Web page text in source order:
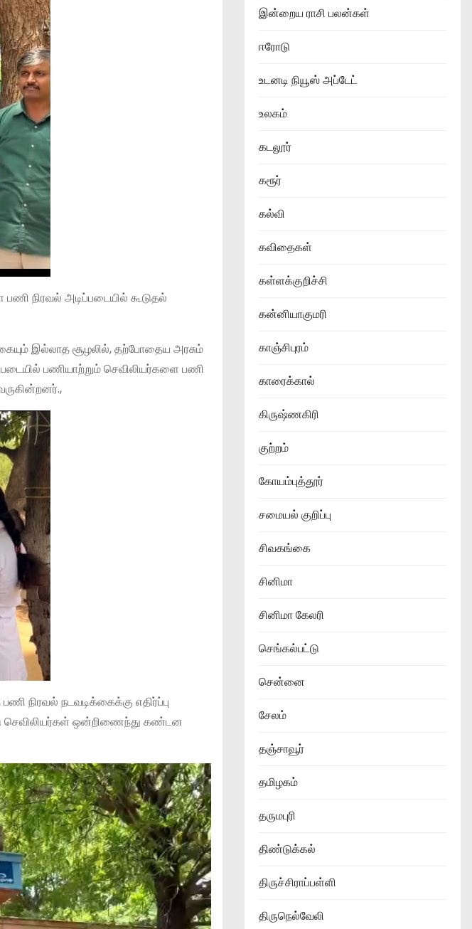
நிரவல் அடிப்படையில் கூடுதல்
இல்லாத சூழலில், தற்போதைய அரசும்
பணியாற்றும் செவிலியர்களை பணி
நிரவல் நடவடிக்கைக்கு எதிர்ப்பு
செவிலியர்கள் ஒன்றிணைந்து கண்டன
இன்றைய ராசி பலன்கள்
ஈரோடு
உடனடி நியூஸ் அப்டேட்
உலகம்
கடலூர்
கரூர்
கல்வி
கவிதைகள்
கள்ளக்குறிச்சி
கன்னியாகுமரி
காஞ்சிபுரம்
காரைக்கால்
கிருஷ்ணகிரி
குற்றம்
கோயம்புத்தூர்
சமையல் குறிப்பு
சிவகங்கை
சினிமா
சினிமா கேலரி
செங்கல்பட்டு
சென்னை
சேலம்
தஞ்சாவூர்
தமிழகம்
தருமபுரி
திண்டுக்கல்
திருச்சிராப்பள்ளி
திருநெல்வேலி